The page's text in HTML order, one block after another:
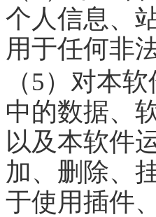
个人信息、
用于任何非
（5）对本
中的数据、
以及本软件
加、删除、
于使用插件